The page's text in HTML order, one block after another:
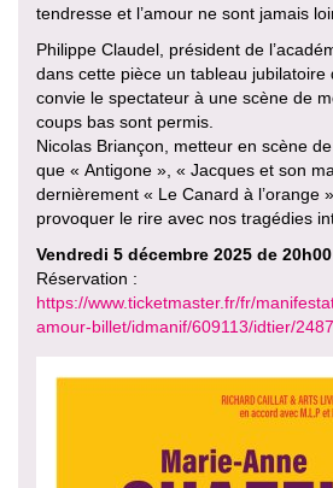
tendresse et l’amour ne sont jamais
Philippe Claudel, président de
dans cette pièce un tableau jubilatoire
convie le spectateur à une scène de
coups bas sont permis.
Nicolas Briançon, metteur en scène
que « Antigone », « Jacques et son
dernièrement « Le Canard à l’orange
provoquer le rire avec nos tragédies
Vendredi 5 décembre 2025 de
Réservation :
https://www.ticketmaster.fr/fr/
amour-billet/idmanif/609113/idtier/